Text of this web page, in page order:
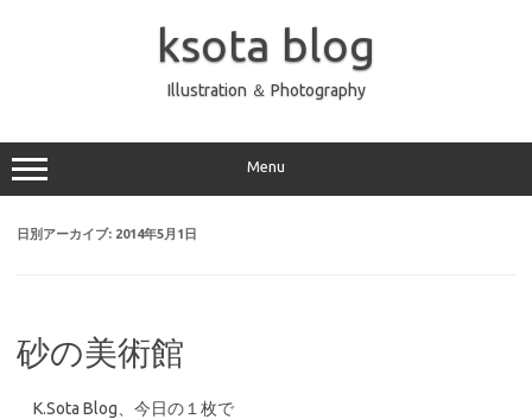
ッ
プ
ksota blog
Illustration ＆ Photography
Menu
日別アーカイブ: 2014年5月1日
砂の美術館
K.Sota Blog、今日の１枚で